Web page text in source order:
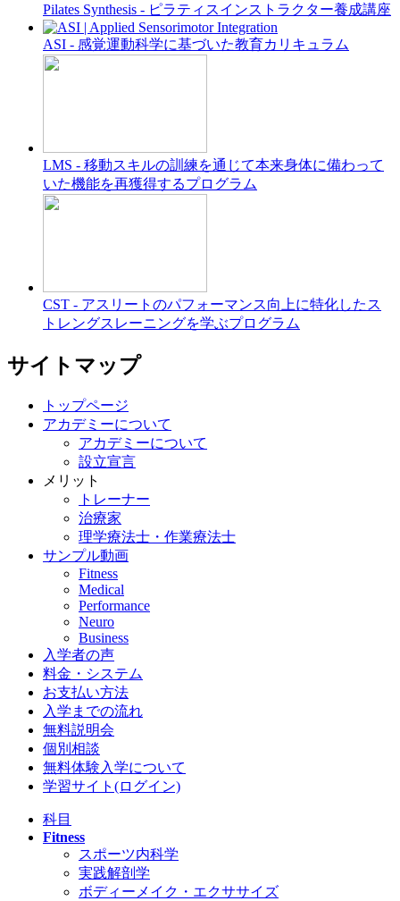
Pilates Synthesis - ピラティスインストラクター養成講座
ASI - 感覚運動科学に基づいた教育カリキュラム
LMS - 移動スキルの訓練を通じて本来身体に備わって
いた機能を再獲得するプログラム
CST - アスリートのパフォーマンス向上に特化したス
トレングスレーニングを学ぶプログラム
サイトマップ
トップページ
アカデミーについて
アカデミーについて
設立宣言
メリット
トレーナー
治療家
理学療法士・作業療法士
サンプル動画
Fitness
Medical
Performance
Neuro
Business
入学者の声
料金・システム
お支払い方法
入学までの流れ
無料説明会
個別相談
無料体験入学について
学習サイト(ログイン)
科目
Fitness
スポーツ内科学
実践解剖学
ボディーメイク・エクササイズ